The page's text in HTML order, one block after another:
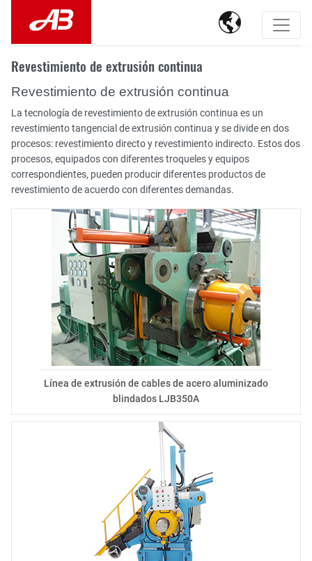

Revestimiento de extrusión continua
Revestimiento de extrusión continua
La tecnología de revestimiento de extrusión continua es un
revestimiento tangencial de extrusión continua y se divide en dos
procesos: revestimiento directo y revestimiento indirecto. Estos dos
procesos, equipados con diferentes troqueles y equipos
correspondientes, pueden producir diferentes productos de
revestimiento de acuerdo con diferentes demandas.
Línea de extrusión de cables de acero aluminizado
blindados LJB350A